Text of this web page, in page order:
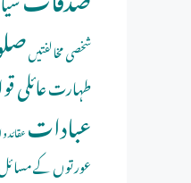
شخصی مخالفتیں
طہارتعائلی
عباداتعقائد
عورتوں کے